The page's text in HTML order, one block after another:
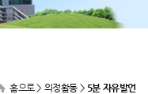
홈으로> 의정활동 > 5분 자유발언